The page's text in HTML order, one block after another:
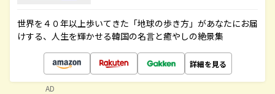
世界を４０年以上歩いてきた「地球の歩き方」があなたにお届
けする、人生を輝かせる韓国の名言と癒やしの絶景集
詳細を見る
AD